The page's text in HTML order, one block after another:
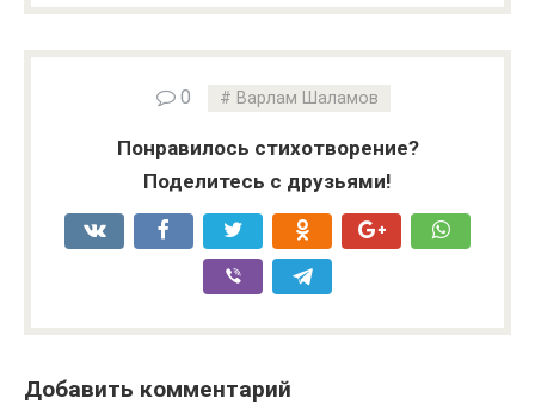
0 Варлам Шаламов
Понравилось стихотворение?
Поделитесь с друзьями!
Добавить комментарий